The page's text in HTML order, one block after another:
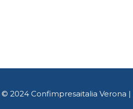
© 2024 Confimpresaitalia Verona |